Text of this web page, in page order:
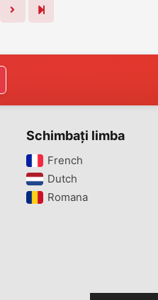
Schimbați limba
French‎
Dutch‎
Romana‎